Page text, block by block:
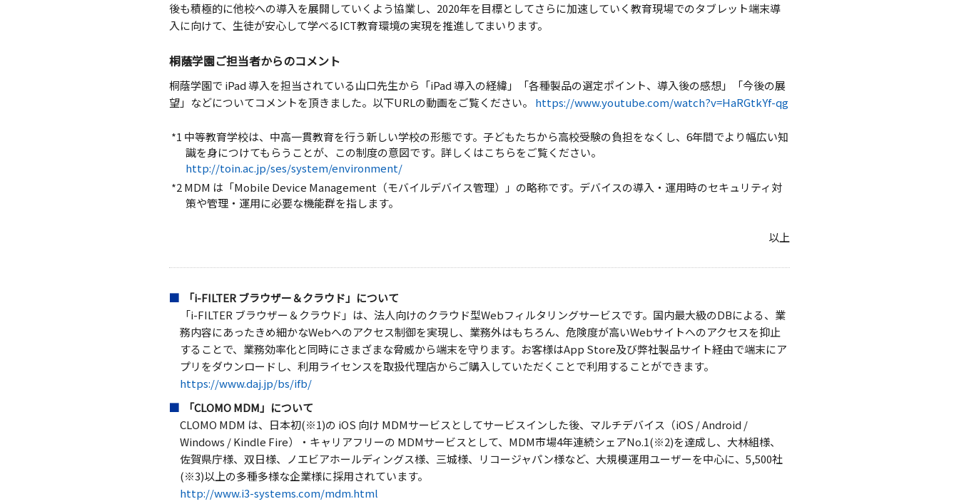
後も積極的に他校への導入を展開していくよう協業し、2020年を目標としてさらに加速していく教育現場でのタブレット端末導
入に向けて、生徒が安心して学べるICT教育環境の実現を推進してまいります。
桐蔭学園ご担当者からのコメント
桐蔭学園で iPad 導入を担当されている山口先生から「iPad 導入の経緯」「各種製品の選定ポイント、導入後の感想」「今後の展
望」などについてコメントを頂きました。以下URLの動画をご覧ください。 https://www.youtube.com/watch?v=HaRGtkYf-qg
*1 中等教育学校は、中高一貫教育を行う新しい学校の形態です。子どもたちから高校受験の負担をなくし、6年間でより幅広い知
識を身につけてもらうことが、この制度の意図です。詳しくはこちらをご覧ください。
http://toin.ac.jp/ses/system/environment/
*2 MDM は「Mobile Device Management（モバイルデバイス管理）」の略称です。デバイスの導入・運用時のセキュリティ対
策や管理・運用に必要な機能群を指します。
以上
「i-FILTER ブラウザー＆クラウド」について
「i-FILTER ブラウザー＆クラウド」は、法人向けのクラウド型Webフィルタリングサービスです。国内最大級のDBによる、業
務内容にあったきめ細かなWebへのアクセス制御を実現し、業務外はもちろん、危険度が高いWebサイトへのアクセスを抑止
することで、業務効率化と同時にさまざまな脅威から端末を守ります。お客様はApp Store及び弊社製品サイト経由で端末にア
プリをダウンロードし、利用ライセンスを取扱代理店からご購入していただくことで利用することができます。
https://www.daj.jp/bs/ifb/
「CLOMO MDM」について
CLOMO MDM は、日本初(※1)の iOS 向け MDMサービスとしてサービスインした後、マルチデバイス（iOS / Android /
Windows / Kindle Fire）・キャリアフリーの MDMサービスとして、MDM市場4年連続シェアNo.1(※2)を達成し、大林組様、
佐賀県庁様、双日様、ノエビアホールディングス様、三城様、リコージャパン様など、大規模運用ユーザーを中心に、5,500社
(※3)以上の多種多様な企業様に採用されています。
http://www.i3-systems.com/mdm.html